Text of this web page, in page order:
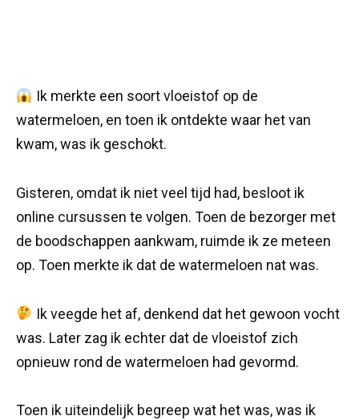
Ik merkte een soort vloeistof op de
watermeloen, en toen ik ontdekte waar het van
kwam, was ik geschokt.
Gisteren, omdat ik niet veel tijd had, besloot ik
online cursussen te volgen. Toen de bezorger met
de boodschappen aankwam, ruimde ik ze meteen
op. Toen merkte ik dat de watermeloen nat was.
Ik veegde het af, denkend dat het gewoon vocht
was. Later zag ik echter dat de vloeistof zich
opnieuw rond de watermeloen had gevormd.
Toen ik uiteindelijk begreep wat het was, was ik